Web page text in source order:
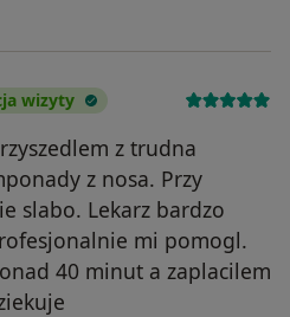
wizyty
z trudna
z nosa. Przy
slabo. Lekarz bardzo
mi pomogl.
40 minut a zaplacilem